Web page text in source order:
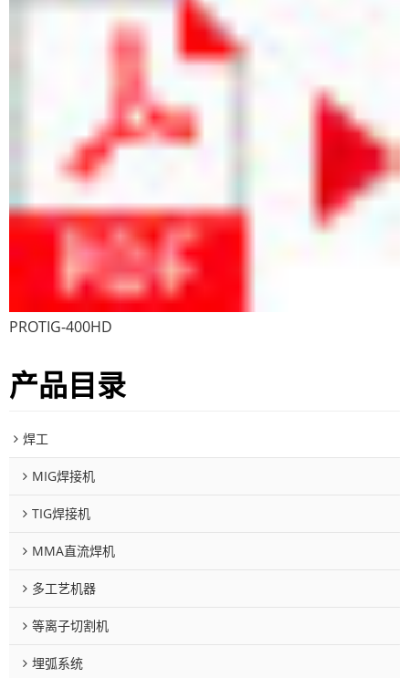
PROTIG-400HD
产品目录
焊工
MIG焊接机
TIG焊接机
MMA直流焊机
多工艺机器
等离子切割机
埋弧系统